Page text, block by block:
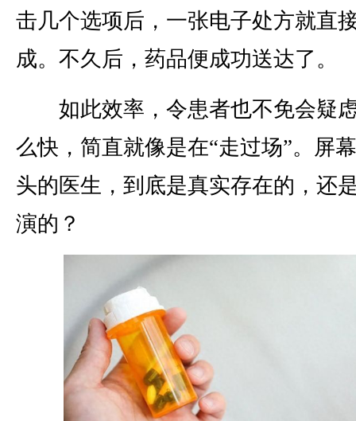
击几个选项后，一张电子处方就直
成。不久后，药品便成功送达了。
如此效率，令患者也不免会疑
么快，简直就像是在“走过场”。屏
头的医生，到底是真实存在的，还
演的？